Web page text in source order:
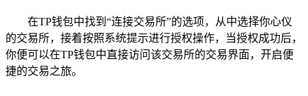
在TP钱包中找到“连接交易所”的选项，从中选择你心仪
的交易所，接着按照系统提示进行授权操作，当授权成功后，
你便可以在TP钱包中直接访问该交易所的交易界面，开启便
捷的交易之旅。